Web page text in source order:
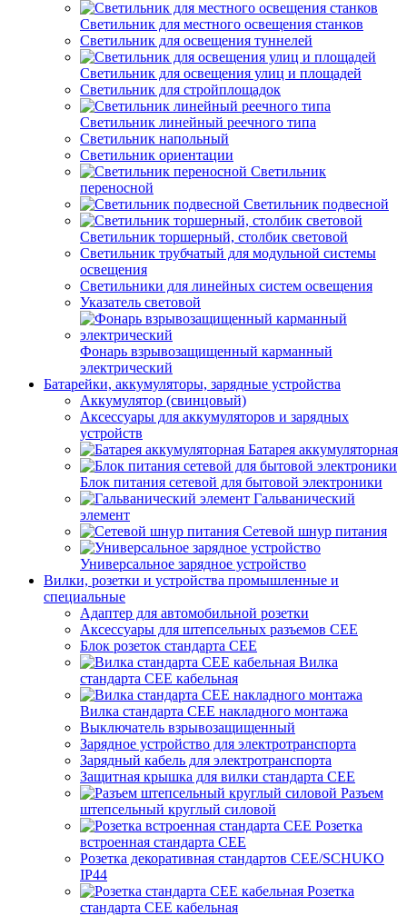
Светильник для местного освещения станков
Светильник для освещения туннелей
Светильник для освещения улиц и площадей
Светильник для стройплощадок
Светильник линейный реечного типа
Светильник напольный
Светильник ориентации
Светильник
переносной
Светильник подвесной
Светильник торшерный, столбик световой
Светильник трубчатый для модульной системы
освещения
Светильники для линейных систем освещения
Указатель световой
Фонарь взрывозащищенный карманный
электрический
Батарейки, аккумуляторы, зарядные устройства
Аккумулятор (свинцовый)
Аксессуары для аккумуляторов и зарядных
устройств
Батарея аккумуляторная
Блок питания сетевой для бытовой электроники
Гальванический
элемент
Сетевой шнур питания
Универсальное зарядное устройство
Вилки, розетки и устройства промышленные и
специальные
Адаптер для автомобильной розетки
Аксессуары для штепсельных разъемов CEE
Блок розеток стандарта CEE
Вилка
стандарта CEE кабельная
Вилка стандарта CEE накладного монтажа
Выключатель взрывозащищенный
Зарядное устройство для электротранспорта
Зарядный кабель для электротранспорта
Защитная крышка для вилки стандарта CEE
Разъем
штепсельный круглый силовой
Розетка
встроенная стандарта CEE
Розетка декоративная стандартов CEE/SCHUKO
IP44
Розетка
стандарта СЕЕ кабельная